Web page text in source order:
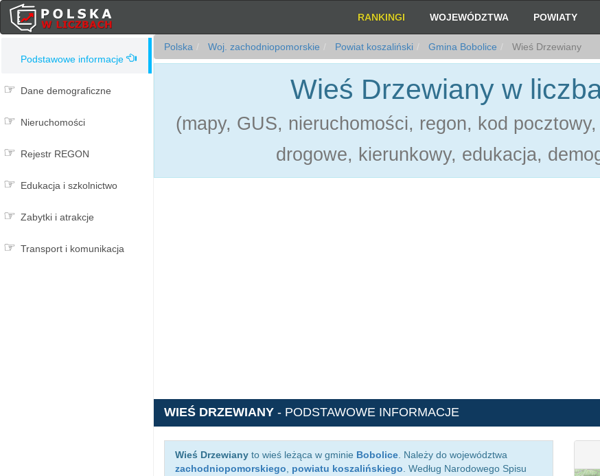
RANKINGI WOJEWÓDZTWA POWIATY
Podstawowe informacje
Dane demograficzne
Nieruchomości
Rejestr REGON
Edukacja i szkolnictwo
Zabytki i atrakcje
Transport i komunikacja
Polska Woj. zachodniopomorskie Powiat koszaliński Gmina Bobolice Wieś Drzewiany
Wieś Drzewiany w
(mapy, GUS, nieruchomości, regon, kod
drogowe, kierunkowy, edukacja,
WIEŚ DRZEWIANY - PODSTAWOWE INFORMACJE
Wieś Drzewiany to wieś leżąca w gminie Bobolice . Należy do województwa
zachodniopomorskiego
powiatu koszalińskiego . Według Narodowego Spisu